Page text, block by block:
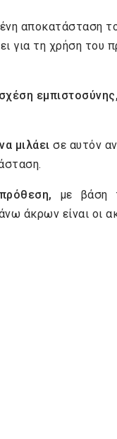
αποκατάσταση
για τη χρήση του
εμπιστοσύνης,
να μιλάει σε αυτόν
με βάση
άκρων είναι οι